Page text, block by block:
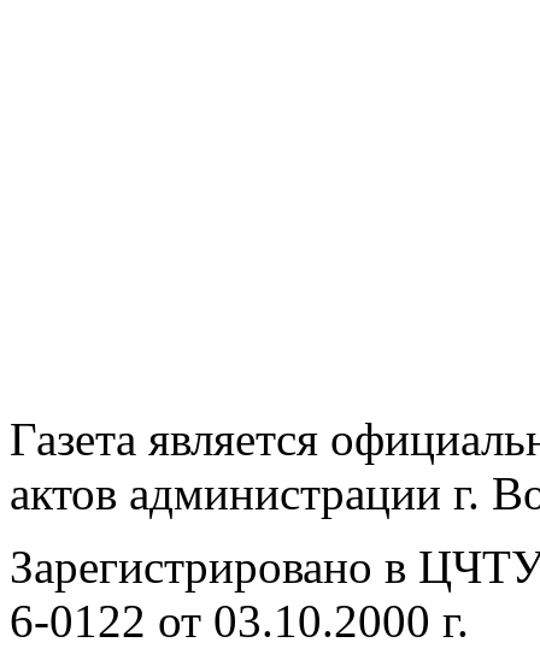
Газета является
актов администрации г.
Зарегистрировано в
6-0122 от 03.10.2000 г.